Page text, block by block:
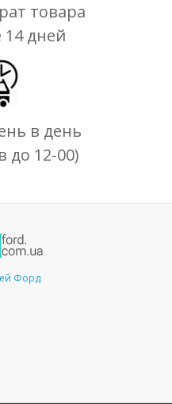
товара
14 дней
в день
до 12-00)
Форд